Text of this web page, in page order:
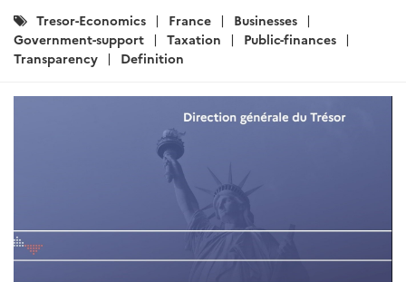
Catégories
:
Tresor-Economics France
Businesses
Government-support
Taxation
Public-finances
Transparency
Definition